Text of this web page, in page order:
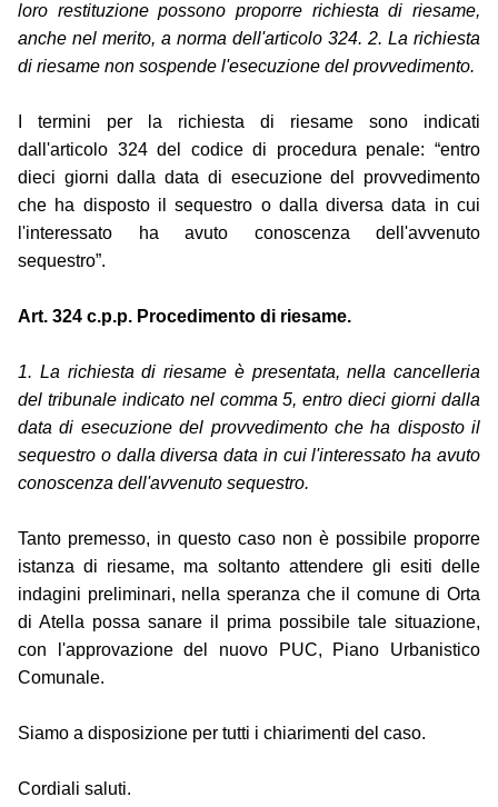
loro restituzione possono proporre richiesta di riesame,
anche nel merito, a norma dell'articolo 324. 2. La richiesta
di riesame non sospende l'esecuzione del provvedimento.
I termini per la richiesta di riesame sono indicati
dall'articolo 324 del codice di procedura penale: “entro
dieci giorni dalla data di esecuzione del provvedimento
che ha disposto il sequestro o dalla diversa data in cui
l'interessato ha avuto conoscenza dell'avvenuto
sequestro”.
Art. 324 c.p.p. Procedimento di riesame.
1. La richiesta di riesame è presentata, nella cancelleria
del tribunale indicato nel comma 5, entro dieci giorni dalla
data di esecuzione del provvedimento che ha disposto il
sequestro o dalla diversa data in cui l'interessato ha avuto
conoscenza dell'avvenuto sequestro.
Tanto premesso, in questo caso non è possibile proporre
istanza di riesame, ma soltanto attendere gli esiti delle
indagini preliminari, nella speranza che il comune di Orta
di Atella possa sanare il prima possibile tale situazione,
con l'approvazione del nuovo PUC, Piano Urbanistico
Comunale.
Siamo a disposizione per tutti i chiarimenti del caso.
Cordiali saluti.